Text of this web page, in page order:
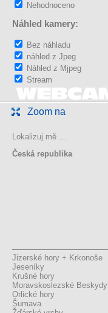
Nehodnoceno
Náhled kamery:
Bez náhladu
náhled z Jpeg
Náhled z Mjpeg
Stream
Zoom na
Lokalizuj mě …
Česká republika
Jizerské hory + Krkonoše
Jeseníky
Krušné hory
Moravskoslezské Beskydy
Orlické hory
Šumava